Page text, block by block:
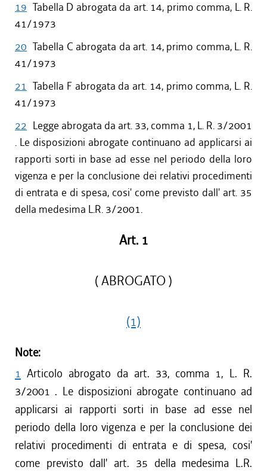
19 Tabella D abrogata da art. 14, primo comma, L. R.
41/1973
20 Tabella C abrogata da art. 14, primo comma, L. R.
41/1973
21 Tabella F abrogata da art. 14, primo comma, L. R.
41/1973
22 Legge abrogata da art. 33, comma 1, L. R. 3/2001
. Le disposizioni abrogate continuano ad applicarsi ai
rapporti sorti in base ad esse nel periodo della loro
vigenza e per la conclusione dei relativi procedimenti
di entrata e di spesa, cosi' come previsto dall' art. 35
della medesima L.R. 3/2001.
Art. 1
( ABROGATO )
(1)
Note:
1 Articolo abrogato da art. 33, comma 1, L. R.
3/2001 . Le disposizioni abrogate continuano ad
applicarsi ai rapporti sorti in base ad esse nel
periodo della loro vigenza e per la conclusione dei
relativi procedimenti di entrata e di spesa, cosi'
come previsto dall' art. 35 della medesima L.R.